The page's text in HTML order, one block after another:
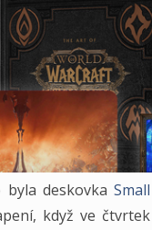
byla deskovkaSmall
když ve čtvrtek